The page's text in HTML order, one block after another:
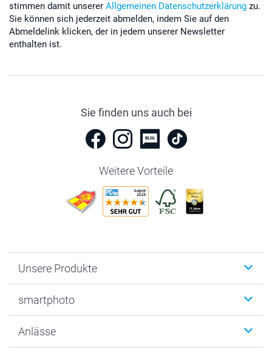
stimmen damit unserer Allgemeinen Datenschutzerklärung zu.
Sie können sich jederzeit abmelden, indem Sie auf den
Abmeldelink klicken, der in jedem unserer Newsletter
enthalten ist.
Sie finden uns auch bei
Weitere Vorteile
Unsere Produkte
Fotogeschenke
MyNameBook
smartphoto
Warum smartphoto
Anlässe